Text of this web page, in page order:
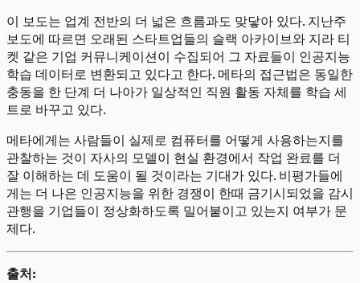
이 보도는 업계 전반의 더 넓은 흐름과도 맞닿아 있다. 지난주
보도에 따르면 오래된 스타트업들의 슬랙 아카이브와 지라 티
켓 같은 기업 커뮤니케이션이 수집되어 그 자료들이 인공지능
학습 데이터로 변환되고 있다고 한다. 메타의 접근법은 동일한
충동을 한 단계 더 나아가 일상적인 직원 활동 자체를 학습 세
트로 바꾸고 있다.
메타에게는 사람들이 실제로 컴퓨터를 어떻게 사용하는지를
관찰하는 것이 자사의 모델이 현실 환경에서 작업 완료를 더
잘 이해하는 데 도움이 될 것이라는 기대가 있다. 비평가들에
게는 더 나은 인공지능을 위한 경쟁이 한때 금기시되었을 감시
관행을 기업들이 정상화하도록 밀어붙이고 있는지 여부가 문
제다.
출처: